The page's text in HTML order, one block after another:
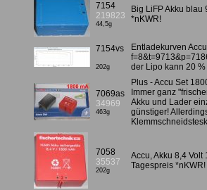
7154
219823
44,5g
Big LiFP Akku
*nKWR!
7154vs
202g
Entladekurven
der Lipo kann 20
7069as
34969
463g
Plus - Accu Set
Immer ganz
Akku und Lader
günstiger!
7058
35537
202g
Accu, Akku 8,4
Tagespreis *nKWR!